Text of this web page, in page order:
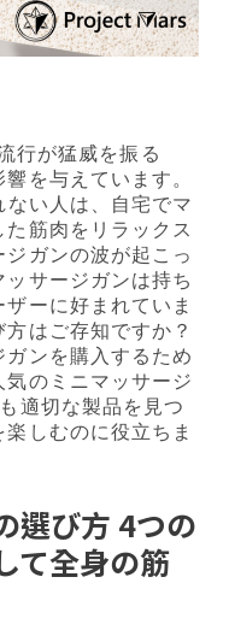
行が猛威を振る
を与えています。
い人は、自宅でマ
筋肉をリラックス
ガンの波が起こっ
サージガンは持ち
ーに好まれていま
はご存知ですか？
ンを購入するため
のミニマッサージ
適切な製品を見つ
しむのに役立ちま
選び方 4つの
て全身の筋